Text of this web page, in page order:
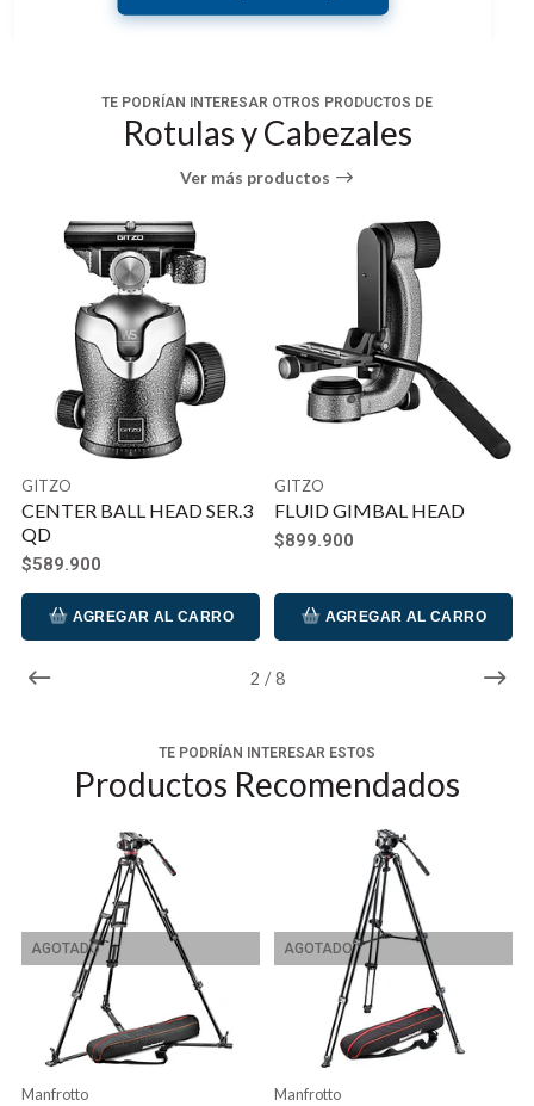
TE PODRÍAN INTERESAR OTROS PRODUCTOS DE
Rotulas y Cabezales
Ver más productos
3 / 8
GITZO
CENTER BALL HEAD SER.3
QD
$589.900
AGREGAR AL CARRO
GITZO
FLUID GIMBAL HEAD
$899.900
AGREGAR AL CARRO
TE PODRÍAN INTERESAR ESTOS
Productos Recomendados
AGOTADO
Manfrotto
AGOTADO
Manfrotto